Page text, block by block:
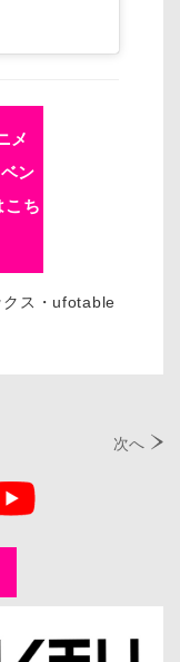
メ
ン
ち
クス・ufotable
次へ